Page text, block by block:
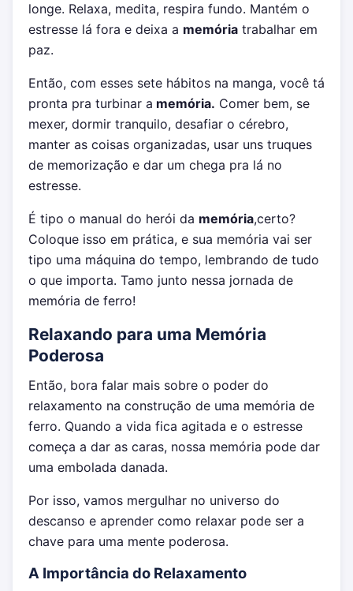
longe. Relaxa, medita, respira fundo. Mantém o
estresse lá fora e deixa a memória trabalhar em
paz.
Então, com esses sete hábitos na manga, você tá
pronta pra turbinar a memória. Comer bem, se
mexer, dormir tranquilo, desafiar o cérebro,
manter as coisas organizadas, usar uns truques
de memorização e dar um chega pra lá no
estresse.
É tipo o manual do herói da memória,certo?
Coloque isso em prática, e sua memória vai ser
tipo uma máquina do tempo, lembrando de tudo
o que importa. Tamo junto nessa jornada de
memória de ferro!
Relaxando para uma Memória
Poderosa
Então, bora falar mais sobre o poder do
relaxamento na construção de uma memória de
ferro. Quando a vida fica agitada e o estresse
começa a dar as caras, nossa memória pode dar
uma embolada danada.
Por isso, vamos mergulhar no universo do
descanso e aprender como relaxar pode ser a
chave para uma mente poderosa.
A Importância do Relaxamento